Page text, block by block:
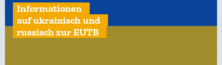
Informationen
auf ukrainisch und
russisch zur EUTB